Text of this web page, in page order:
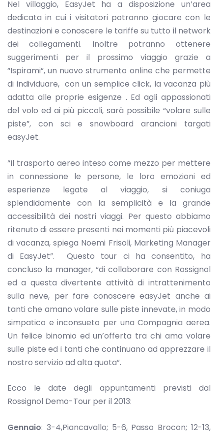
Nel villaggio, EasyJet ha a disposizione un’area
dedicata in cui i visitatori potranno giocare con le
destinazioni e conoscere le tariffe su tutto il network
dei collegamenti. Inoltre potranno ottenere
suggerimenti per il prossimo viaggio grazie a
“Ispirami”, un nuovo strumento online che permette
di individuare, con un semplice click, la vacanza più
adatta alle proprie esigenze . Ed agli appassionati
del volo ed ai più piccoli, sarà possibile “volare sulle
piste”, con sci e snowboard arancioni targati
easyJet.
“Il trasporto aereo inteso come mezzo per mettere
in connessione le persone, le loro emozioni ed
esperienze legate al viaggio, si coniuga
splendidamente con la semplicità e la grande
accessibilità dei nostri viaggi. Per questo abbiamo
ritenuto di essere presenti nei momenti più piacevoli
di vacanza, spiega Noemi Frisoli, Marketing Manager
di EasyJet”. Questo tour ci ha consentito, ha
concluso la manager, “di collaborare con Rossignol
ed a questa divertente attività di intrattenimento
sulla neve, per fare conoscere easyJet anche ai
tanti che amano volare sulle piste innevate, in modo
simpatico e inconsueto per una Compagnia aerea.
Un felice binomio ed un’offerta tra chi ama volare
sulle piste ed i tanti che continuano ad apprezzare il
nostro servizio ad alta quota”.
Ecco le date degli appuntamenti previsti dal
Rossignol Demo-Tour per il 2013:
Gennaio: 3-4,Piancavallo; 5-6, Passo Brocon; 12-13,